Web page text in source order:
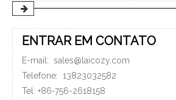
ENTRAR EM CONTATO
E-mail: sales@laicozy.com
Telefone: 13823032582
Tel: +86-756-2618158